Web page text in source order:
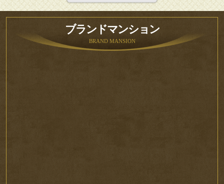
ブランドマンション
BRAND MANSION